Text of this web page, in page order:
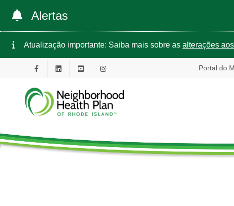
Alertas
Atualização importante: Saiba mais sobre as alterações
Portal do